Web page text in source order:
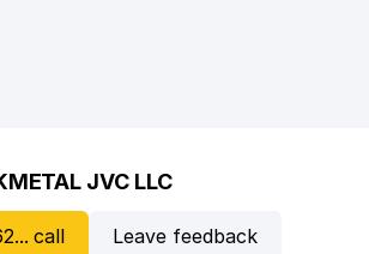
JVC LLC
call Leave feedback